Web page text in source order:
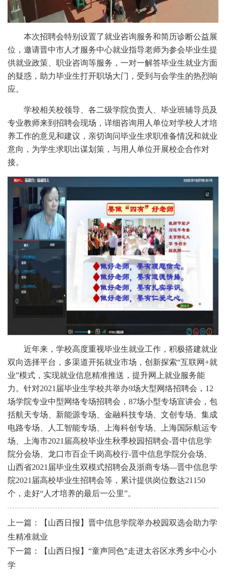
本次招聘会特别设置了就业咨询服务和简历诊断公益展
位，邀请晋中市人才服务中心就业指导老师为参会毕业生提
供就业政策、职业咨询等服务，一对一解答毕业生就业方面
的疑惑，助力毕业生打开职场大门，受到与会学生的热烈响
应。
学校相关校领导、各二级学院负责人、毕业班辅导员及
专业教师来到招聘会现场，详细咨询用人单位对学校人才培
养工作的意见和建议，亲切询问毕业生求职准备情况和就业
意向，为学生求职出谋划策，与用人单位开展校企合作对
接。
近年来，学校高度重视毕业生就业工作，积极搭建就业
双向选择平台，多渠道开拓就业市场，创新探索“互联网+就
业”模式，实现就业信息精准推送，提升网上就业服务能
力。针对2021届毕业生学校共举办9场大型网络招聘会，12
场学院专业中型网络专场招聘会，87场小型专场宣讲会，包
括航天专场、新能源专场、金融科技专场、文创专场、集成
电路专场、人工智能专场、上海科创专场、上海国际航运专
场、上海市2021届高校毕业生秋季校园招聘会-晋中信息学
院分会场、龙口市百企千岗高校行-晋中信息学院分会场、
山西省2021届毕业生双模式招聘会及浙商专场—晋中信息学
院2021届高校毕业生招聘会等，累计提供岗位数达21150
个，走好“人才培养的最后一公里”。
上一篇：【山西日报】晋中信息学院举办校园双选会助力学
生精准就业
下一篇：【山西日报】“童声同色”走进太谷区水秀乡中心小
学